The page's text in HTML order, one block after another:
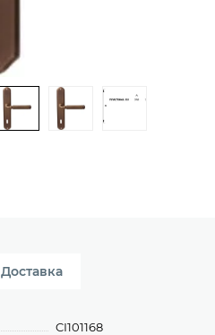
Доставка
CI101168